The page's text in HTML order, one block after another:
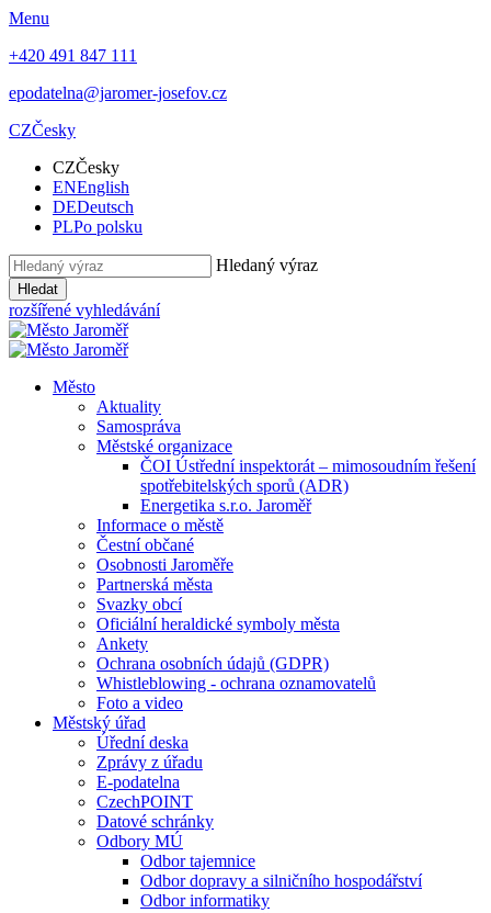
Menu
+420 491 847 111
epodatelna@jaromer-josefov.cz
CZČesky
CZČesky
ENEnglish
DEDeutsch
PLPo polsku
Hledaný výraz
Hledat
rozšířené vyhledávání
Město
Aktuality
Samospráva
Městské organizace
ČOI Ústřední inspektorát – mimosoudním řešení
spotřebitelských sporů (ADR)
Energetika s.r.o. Jaroměř
Informace o městě
Čestní občané
Osobnosti Jaroměře
Partnerská města
Svazky obcí
Oficiální heraldické symboly města
Ankety
Ochrana osobních údajů (GDPR)
Whistleblowing - ochrana oznamovatelů
Foto a video
Městský úřad
Úřední deska
Zprávy z úřadu
E-podatelna
CzechPOINT
Datové schránky
Odbory MÚ
Odbor tajemnice
Odbor dopravy a silničního hospodářství
Odbor informatiky